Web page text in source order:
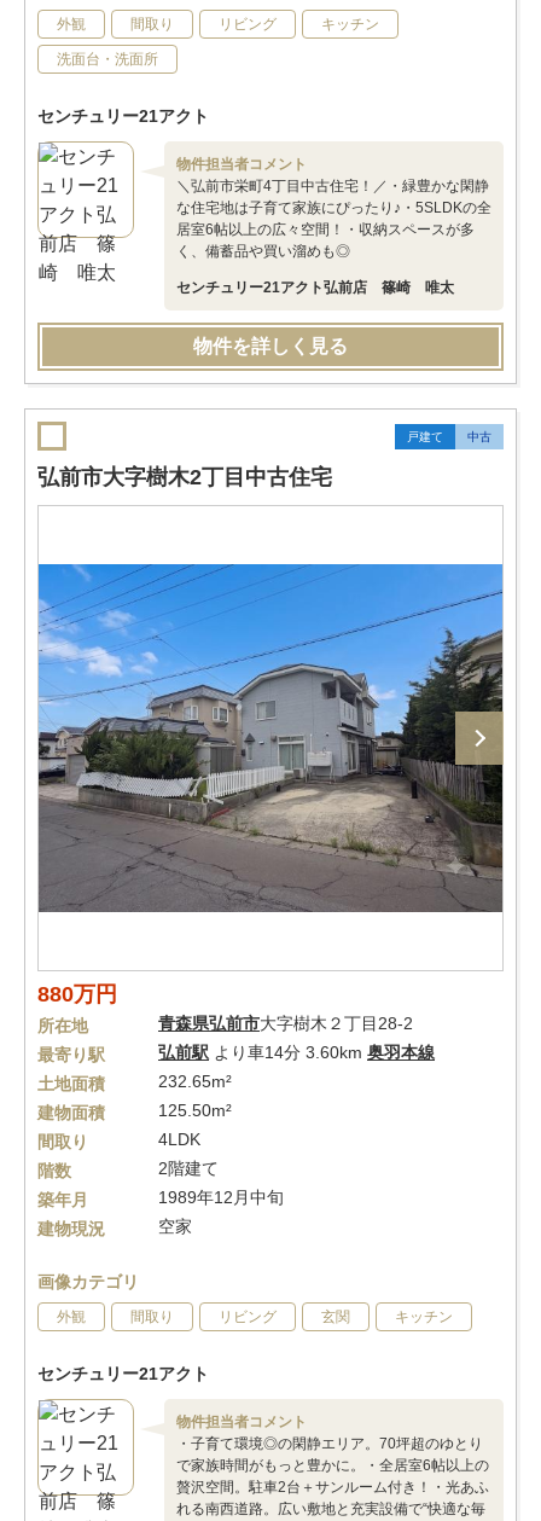
外観 間取り リビング キッチン
洗面台・洗面所
センチュリー21アクト
物件担当者コメント
＼弘前市栄町4丁目中古住宅！／・緑豊かな閑静
な住宅地は子育て家族にぴったり♪・5SLDKの全
居室6帖以上の広々空間！・収納スペースが多
く、備蓄品や買い溜めも◎
センチュリー21アクト弘前店 篠崎 唯太
物件を詳しく見る
戸建て 中古
弘前市大字樹木2丁目中古住宅
880万円
所在地 青森県弘前市大字樹木２丁目28-2
最寄り駅
弘前駅 より車14分 3.60km 奥羽本線
土地面積
232.65m²
建物面積
125.50m²
間取り
4LDK
階数
2階建て
築年月
1989年12月中旬
建物現況
空家
画像カテゴリ
外観 間取り リビング 玄関 キッチン
センチュリー21アクト
物件担当者コメント
・子育て環境◎の閑静エリア。70坪超のゆとり
で家族時間がもっと豊かに。・全居室6帖以上の
贅沢空間。駐車2台＋サンルーム付き！・光あふ
れる南西道路。広い敷地と充実設備で“快適な毎